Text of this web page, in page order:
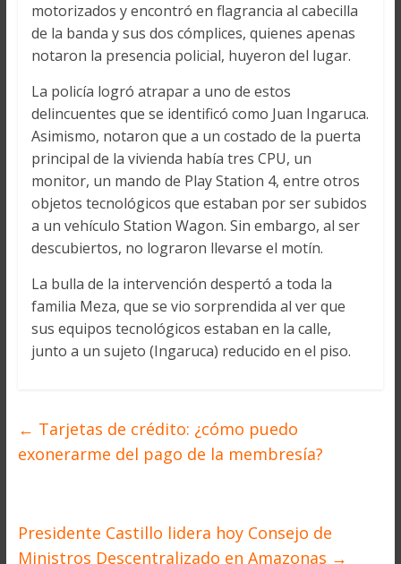
motorizados y encontró en flagrancia al cabecilla
de la banda y sus dos cómplices, quienes apenas
notaron la presencia policial, huyeron del lugar.
La policía logró atrapar a uno de estos
delincuentes que se identificó como Juan Ingaruca.
Asimismo, notaron que a un costado de la puerta
principal de la vivienda había tres CPU, un
monitor, un mando de Play Station 4, entre otros
objetos tecnológicos que estaban por ser subidos
a un vehículo Station Wagon. Sin embargo, al ser
descubiertos, no lograron llevarse el motín.
La bulla de la intervención despertó a toda la
familia Meza, que se vio sorprendida al ver que
sus equipos tecnológicos estaban en la calle,
junto a un sujeto (Ingaruca) reducido en el piso.
← Tarjetas de crédito: ¿cómo puedo
exonerarme del pago de la membresía?
Presidente Castillo lidera hoy Consejo de
Ministros Descentralizado en Amazonas →